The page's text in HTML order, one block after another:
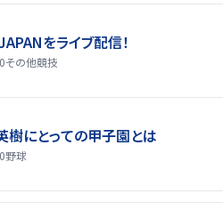
をライブ配信！
その他競技
樹にとっての甲子園とは
野球